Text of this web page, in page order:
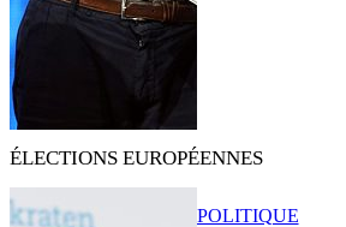
ÉLECTIONS EUROPÉENNES
POLITIQUE